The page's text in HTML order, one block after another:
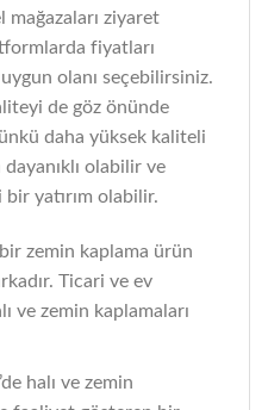
mağazaları ziyaret
fiyatları
olanı seçebilirsiniz.
de göz önünde
daha yüksek kaliteli
olabilir ve
bir yatırım olabilir.
zemin kaplama ürün
Ticari ve ev
ve zemin kaplamaları
halı ve zemin